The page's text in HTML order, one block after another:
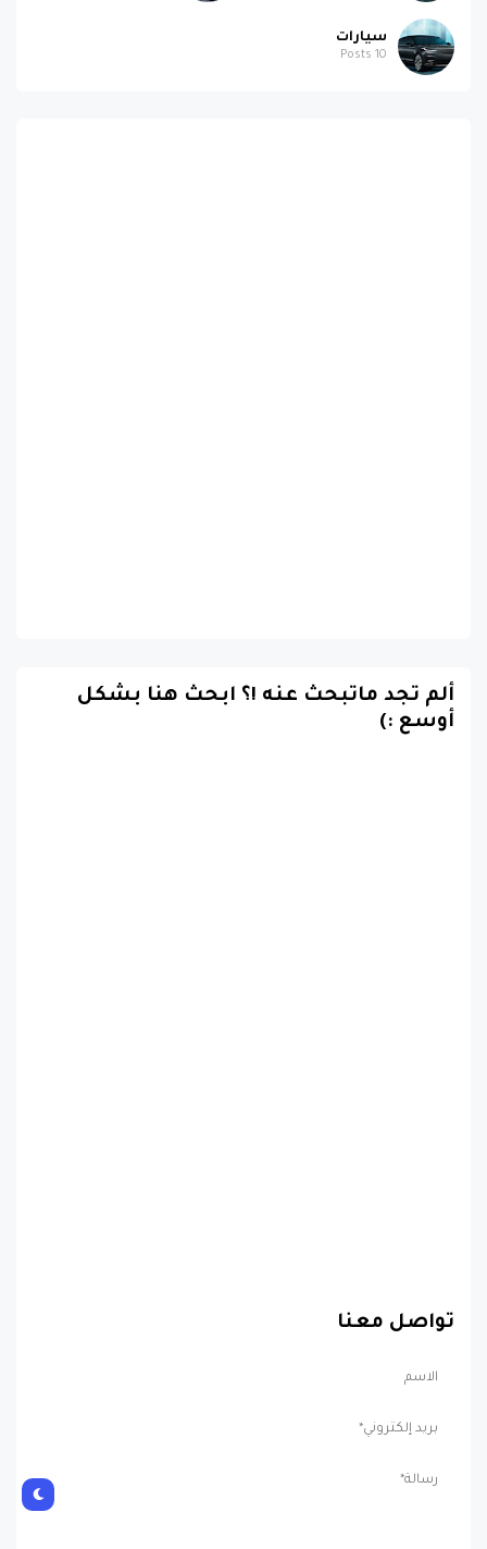
سيارات
10
ألم تجد ماتبحث عنه !؟ ابحث هنا بشكل
أوسع :)
تواصل معنا